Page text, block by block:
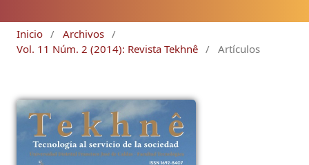
Inicio / Archivos /
Vol. 11 Núm. 2 (2014): Revista Tekhnê / Artículos